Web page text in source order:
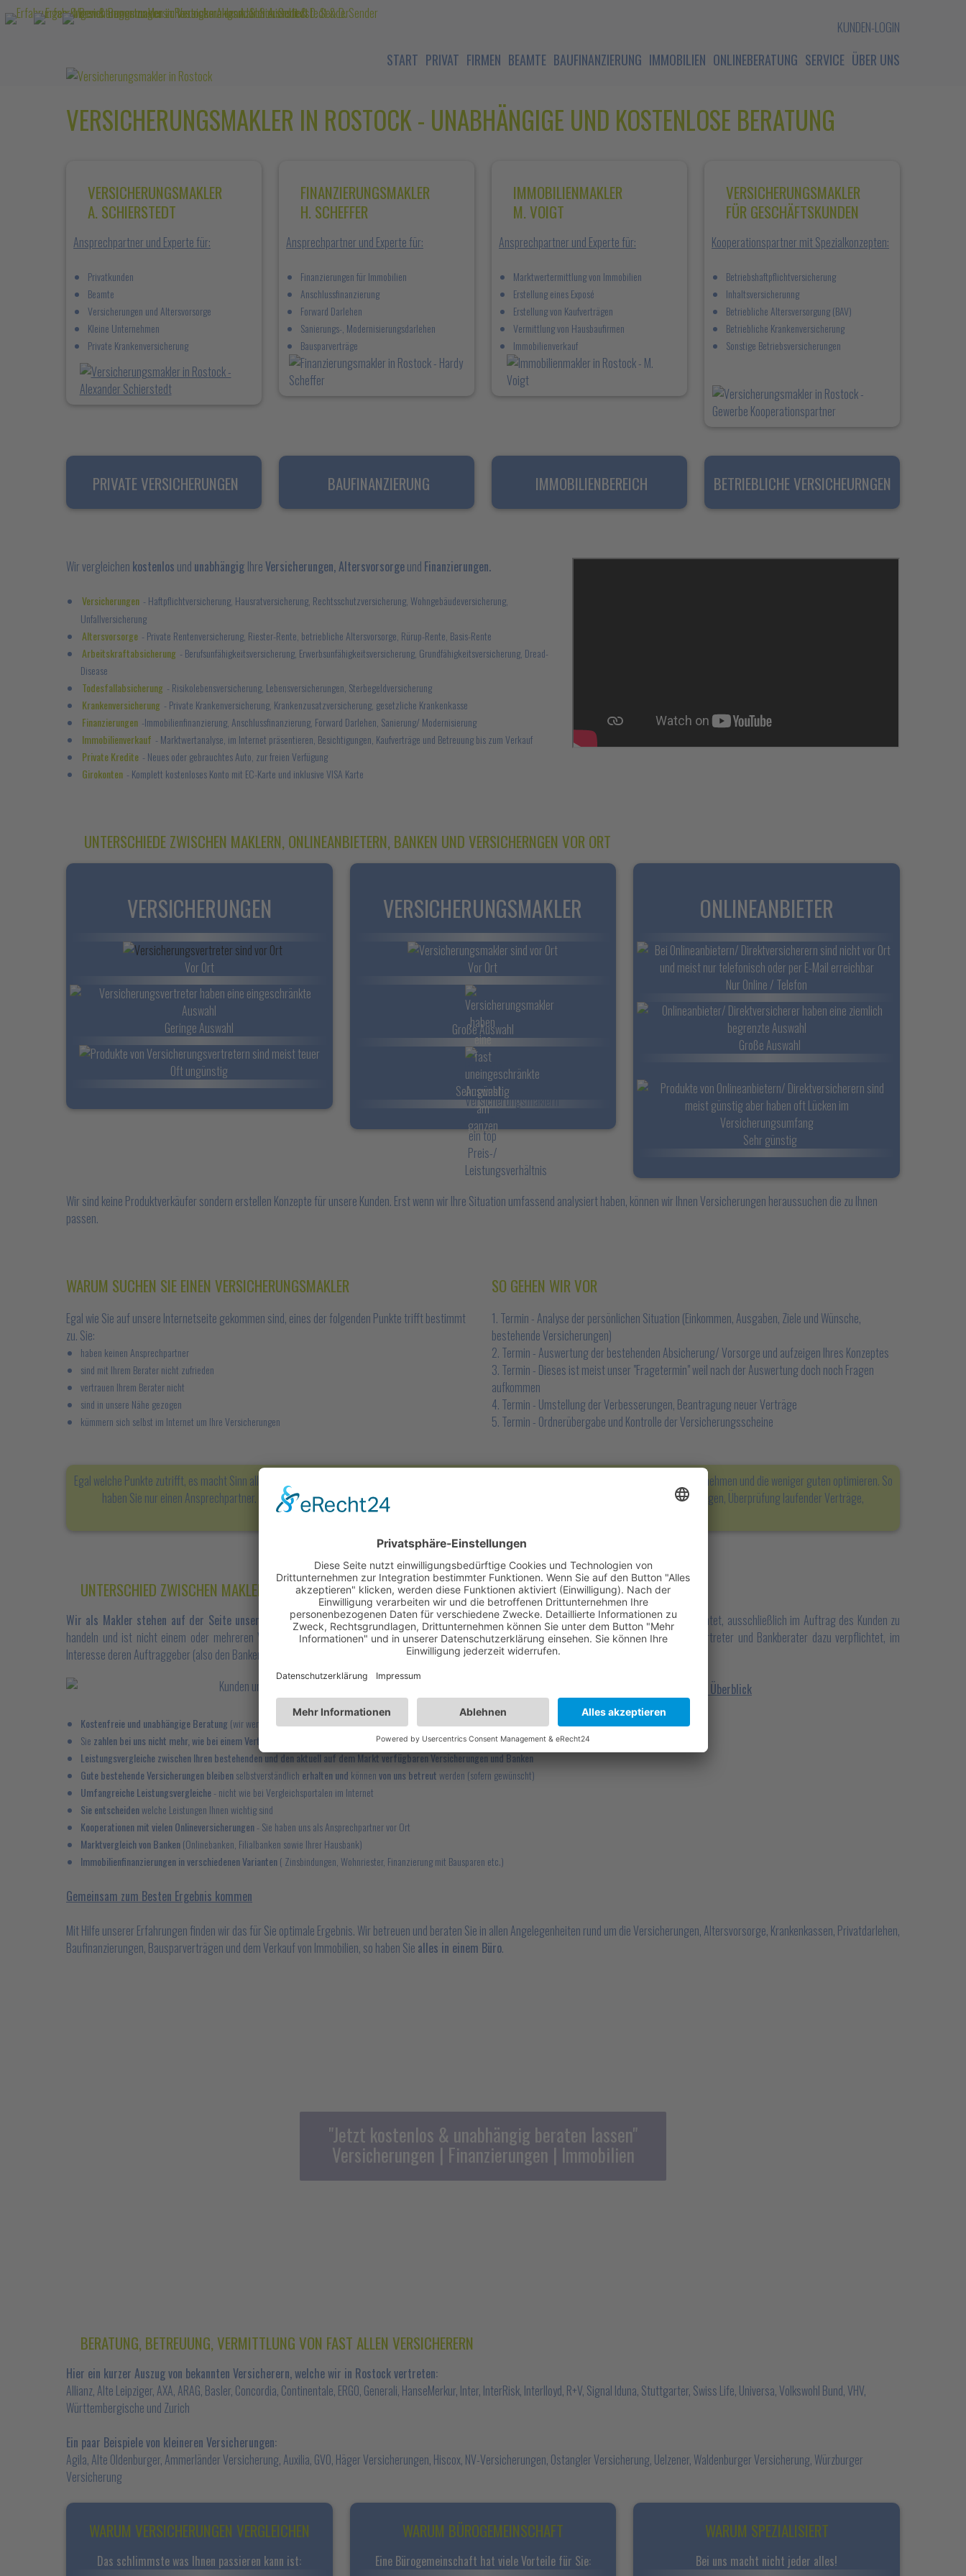
KUNDEN-LOGIN
START PRIVAT FIRMEN BEAMTE BAUFINANZIERUNG IMMOBILIEN ONLINEBERATUNG SERVICE ÜBER UNS
VERSICHERUNGSMAKLER IN ROSTOCK - UNABHÄNGIGE UND KOSTENLOSE BERATUNG
VERSICHERUNGSMAKLER
A. SCHIERSTEDT
Ansprechpartner und Experte für:
Privatkunden
Beamte
Versicherungen und Altersvorsorge
Kleine Unternehmen
Private Krankenversicherung
FINANZIERUNGSMAKLER
H. SCHEFFER
Ansprechpartner und Experte für:
Finanzierungen für Immobilien
Anschlussfinanzierung
Forward Darlehen
Sanierungs-, Modernisierungsdarlehen
Bausparverträge
IMMOBILIENMAKLER
M. VOIGT
Ansprechpartner und Experte für:
Marktwertermittlung von Immobilien
Erstellung eines Exposé
Erstellung von Kaufverträgen
Vermittlung von Hausbaufirmen
Immobilienverkauf
VERSICHERUNGSMAKLER
FÜR GESCHÄFTSKUNDEN
Kooperationspartner mit Spezialkonzepten:
Betriebshaftpflichtversicherung
Inhaltsversicherunng
Betriebliche Altersversorgung (BAV)
Betriebliche Krankenversicherung
Sonstige Betriebsversicherungen
PRIVATE VERSICHERUNGEN BAUFINANZIERUNG IMMOBILIENBEREICH BETRIEBLICHE VERSICHEURNGEN
Wir vergleichen kostenlos und unabhängig IhreVersicherungen, Altersvorsorgeund Finanzierungen.
Versicherungen - Haftpflichtversicherung, Hausratversicherung, Rechtsschutzversicherung, Wohngebäudeversicherung,
Unfallversicherung
Altersvorsorge - Private Rentenversicherung, Riester-Rente, betriebliche Altersvorsorge, Rürup-Rente, Basis-Rente
Arbeitskraftabsicherung - Berufsunfähigkeitsversicherung, Erwerbsunfähigkeitsversicherung, Grundfähigkeitsversicherung, Dread-
Disease
Todesfallabsicherung - Risikolebensversicherung, Lebensversicherungen, Sterbegeldversicherung
Krankenversicherung - Private Krankenversicherung, Krankenzusatzversicherung, gesetzliche Krankenkasse
Finanzierungen -Immobilienfinanzierung, Anschlussfinanzierung, Forward Darlehen, Sanierung/ Modernisierung
Immobilienverkauf - Marktwertanalyse, im Internet präsentieren, Besichtigungen, Kaufverträge und Betreuung bis zum Verkauf
Private Kredite - Neues oder gebrauchtes Auto, zur freien Verfügung
Girokonten - Komplett kostenloses Konto mit EC-Karte und inklusive VISA Karte
UNTERSCHIEDE ZWISCHEN MAKLERN, ONLINEANBIETERN, BANKEN UND VERSICHERNGEN VOR ORT
VERSICHERUNGEN
Vor Ort
Geringe Auswahl
Oft ungünstig
VERSICHERUNGSMAKLER
Vor Ort
Große Auswahl
Sehr günstig
ONLINEANBIETER
Nur Online / Telefon
Große Auswahl
Sehr günstig
Wir sind keine Produktverkäufer sondern erstellen Konzepte für unsere Kunden. Erst wenn wir Ihre Situation umfassend analysiert haben, können wir Ihnen Versicherungen heraussuchen die zu Ihnen
passen.
WARUM SUCHEN SIE EINEN VERSICHERUNGSMAKLER
Egal wie Sie auf unsere Internetseite gekommen sind, eines der folgenden Punkte trifft bestimmt
zu. Sie:
haben keinen Ansprechpartner
sind mit Ihrem Berater nicht zufrieden
vertrauen Ihrem Berater nicht
sind in unsere Nähe gezogen
kümmern sich selbst im Internet um Ihre Versicherungen
SO GEHEN WIR VOR
1. Termin - Analyse der persönlichen Situation (Einkommen, Ausgaben, Ziele und Wünsche,
bestehende Versicherungen)
2. Termin - Auswertung der bestehenden Absicherung/ Vorsorge und aufzeigen Ihres Konzeptes
3. Termin - Dieses ist meist unser "Fragetermin" weil nach der Auswertung doch noch Fragen
aufkommen
4. Termin - Umstellung der Verbesserungen, Beantragung neuer Verträge
5. Termin - Ordnerübergabe und Kontrolle der Versicherungsscheine
Egal welche Punkte zutrifft, es macht Sinn alle bestehenden Verträge zum Termin mitzubringen. Wir können die guten, bestehenden Versicherungen übernehmen und die weniger guten optimieren. So
haben Sie nur einen Ansprechpartner. Service steht bei uns an 1. Stelle. Wir sind jederzeit für Sie da, ob bei der Schadenregulierung, Adressänderungen, Überprüfung laufender Verträge,
UNTERSCHIED ZWISCHEN MAKLER, VERTRETER UND BANKBERATER
Wir als Makler stehen auf der Seite unserer Kunden und vertreten dessen Interessen. Ein Versicherungsmakler ist vom Gesetz her dazu verpflichtet, ausschließlich im Auftrag des Kunden zu
handeln und ist nicht einem oder mehreren Versicherungen/ Banken verpflichtet. Im Gegensatz dazu sind zum Beispiel gebundene Versicherungsvertreter und Bankberater dazu verpflichtet, im
Interesse deren Auftraggeber (also den Banken und Versicherungen) zu handeln.
Ihre Vorteile bei Maklern im Überblick
Kostenfreie und unabhängige Beratung (wir werden anhand von Provisionen vergütet, genauso wie Vertreter von Banken und Versicherungen)
Sie zahlen bei uns nicht mehr, wie bei einem Vertragsabschluss im Internet
Leistungsvergleiche zwischen Ihren bestehenden und den aktuell auf dem Markt verfügbaren Versicherungen und Banken
Gute bestehende Versicherungen bleibenselbstverständlich erhalten und könnenvon uns betreutwerden (sofern gewünscht)
Umfangreiche Leistungsvergleiche- nicht wie bei Vergleichsportalen im Internet
Sie entscheidenwelche Leistungen Ihnen wichtig sind
Kooperationen mit vielen Onlineversicherungen- Sie haben uns als Ansprechpartner vor Ort
Marktvergleich von Banken(Onlinebanken, Filialbanken sowie Ihrer Hausbank)
Immobilienfinanzierungen in verschiedenen Varianten( Zinsbindungen, Wohnriester, Finanzierung mit Bausparen etc.)
Gemeinsam zum Besten Ergebnis kommen
Mit Hilfe unserer Erfahrungen finden wir das für Sie optimale Ergebnis. Wir betreuen und beraten Sie in allen Angelegenheiten rund um die Versicherungen, Altersvorsorge, Krankenkassen, Privatdarlehen,
Baufinanzierungen, Bausparverträgen und dem Verkauf von Immobilien, so haben Sie alles in einem Büro.
"Jetzt kostenlos & unabhängig beraten lassen"
Versicherungen | Finanzierungen | Immobilien
BERATUNG, BETREUUNG, VERMITTLUNG VON FAST ALLEN VERSICHERERN
Hier ein kurzer Auszug von bekannten Versicherern, welche wir in Rostock vertreten:
Allianz, Alte Leipziger, AXA, ARAG, Basler, Concordia, Continentale, ERGO, Generali, HanseMerkur, Inter, InterRisk, Interlloyd, R+V, Signal Iduna, Stuttgarter, Swiss Life, Universa, Volkswohl Bund, VHV,
Württembergische und Zurich
Ein paar Beispiele von kleineren Versicherungen:
Agila, Alte Oldenburger, Ammerländer Versicherung, Auxilia, GVO, Häger Versicherungen, Hiscox, NV-Versicherungen, Ostangler Versicherung, Uelzener, Waldenburger Versicherung, Würzburger
Versicherung
WARUM VERSICHERUNGEN VERGLEICHEN
Das schlimmste was Ihnen passieren kann ist:
WARUM BÜROGEMEINSCHAFT
Eine Bürogemeinschaft hat viele Vorteile für Sie:
WARUM SPEZIALISIERT
Bei uns macht nicht jeder alles!